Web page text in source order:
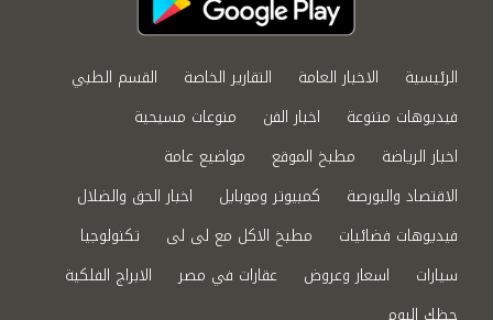
الرئيسية الاخبار العامة التقارير الخاصة
القسم الطبي
فيديوهات متنوعة
اخبار الفن
منوعات مسيحية
اخبار الرياضة
مطبخ الموقع
مواضيع عامة
الاقتصاد والبورصة
كمبيوتر وموبايل
اخبار الحق والضلال
فيديوهات فضائيات
مطبخ الاكل مع لى لى
تكنولوجيا
سيارات
اسعار وعروض عقارات في مصر
الابراج الفلكية